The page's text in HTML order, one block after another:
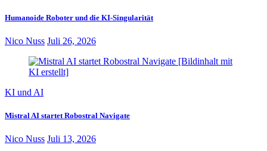
Humanoide Roboter und die KI-Singularität
Nico Nuss Juli 26, 2026
KI und AI
Mistral AI startet Robostral Navigate
Nico Nuss Juli 13, 2026